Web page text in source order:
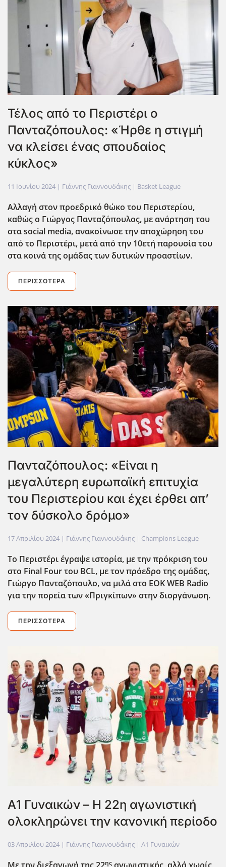
Τέλος από το Περιστέρι ο
Πανταζόπουλος: «Ήρθε η στιγμή
να κλείσει ένας σπουδαίος
κύκλος»
11 Ιουνίου 2024 | Γιάννης Γιαννουδάκης | Basket League
Αλλαγή στον προεδρικό θώκο του Περιστερίου,
καθώς ο Γιώργος Πανταζόπουλος, με ανάρτηση του
στα social media, ανακοίνωσε την αποχώρηση του
από το Περιστέρι, μετά από την 10ετή παρουσία του
στα κοινά της ομάδας των δυτικών προαστίων.
ΠΕΡΙΣΣΌΤΕΡΑ
Πανταζόπουλος: «Είναι η
μεγαλύτερη ευρωπαϊκή επιτυχία
του Περιστερίου και έχει έρθει απ’
τον δύσκολο δρόμο»
17 Απριλίου 2024 | Γιάννης Γιαννουδάκης | Champions League
Το Περιστέρι έγραψε ιστορία, με την πρόκριση του
στο Final Fourτου BCL, με τον πρόεδρο της ομάδας,
Γιώργο Πανταζόπουλο, να μιλά στο EOKWEB Radio
για την πορεία των «Πριγκίπων» στην διοργάνωση.
ΠΕΡΙΣΣΌΤΕΡΑ
Α1 Γυναικών – Η 22η αγωνιστική
ολοκληρώνει την κανονική περίοδο
03 Απριλίου 2024 | Γιάννης Γιαννουδάκης | Α1 Γυναικών
ης